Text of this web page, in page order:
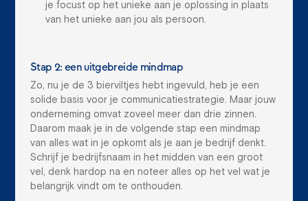
je focust op het unieke aan je oplossing in plaats
van het unieke aan jou als persoon.
Stap 2: een uitgebreide mindmap
Zo, nu je de 3 bierviltjes hebt ingevuld, heb je een
solide basis voor je communicatiestrategie. Maar jouw
onderneming omvat zoveel meer dan drie zinnen.
Daarom maak je in de volgende stap een mindmap
van alles wat in je opkomt als je aan je bedrijf denkt.
Schrijf je bedrijfsnaam in het midden van een groot
vel, denk hardop na en noteer alles op het vel wat je
belangrijk vindt om te onthouden.